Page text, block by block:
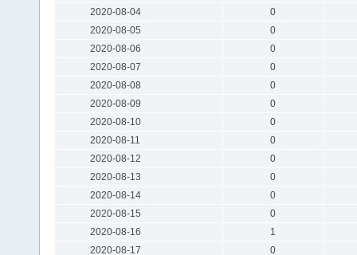
2020-08-04
0
2020-08-05
0
2020-08-06
0
2020-08-07
0
2020-08-08
0
2020-08-09
0
2020-08-10
0
2020-08-11
0
2020-08-12
0
2020-08-13
0
2020-08-14
0
2020-08-15
0
2020-08-16
1
2020-08-17
0